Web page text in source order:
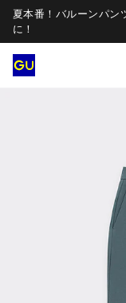
夏本番！バルーンパン
に！